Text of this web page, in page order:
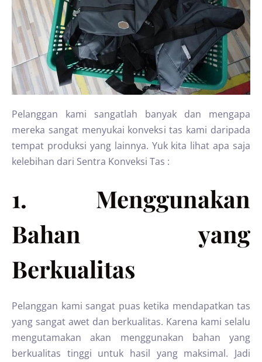
Pelanggan kami sangatlah banyak dan mengapa
mereka sangat menyukai konveksi tas kami daripada
tempat produksi yang lainnya. Yuk kita lihat apa saja
kelebihan dari Sentra Konveksi Tas :
1. Menggunakan
Bahan yang
Berkualitas
Pelanggan kami sangat puas ketika mendapatkan tas
yang sangat awet dan berkualitas. Karena kami selalu
mengutamakan akan menggunakan bahan yang
berkualitas tinggi untuk hasil yang maksimal. Jadi